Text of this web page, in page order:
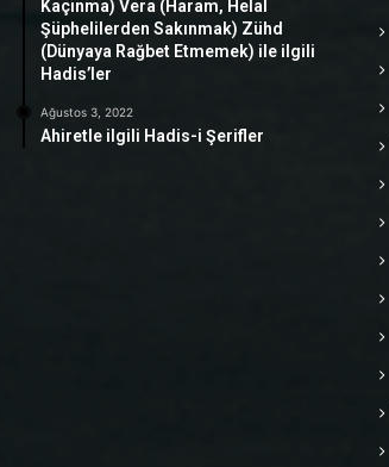
Kaçınma) Vera (Haram, Helal
Şüphelilerden Sakınmak) Zühd
(Dünyaya Rağbet Etmemek) ile ilgili
Hadis’ler
Ağustos 3, 2022
Ahiretle ilgili Hadis-i Şerifler